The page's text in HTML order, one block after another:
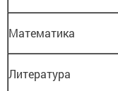
Математика
Литература